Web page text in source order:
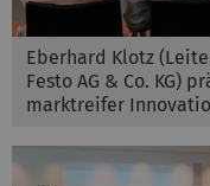
Eberhard Klotz
Festo AG & Co. KG)
marktreifer